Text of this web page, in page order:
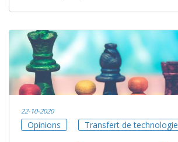
22-10-2020
Opinions Transfert de technologie